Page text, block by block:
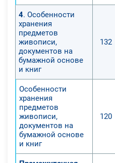
4. Особенности
хранения
предметов
живописи,
документов на
бумажной основе
и книг
132
Особенности
хранения
предметов
живописи,
документов на
бумажной основе
и книг
120